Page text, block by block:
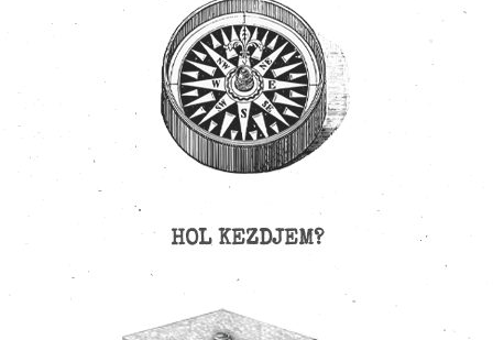
HOL KEZDJEM?